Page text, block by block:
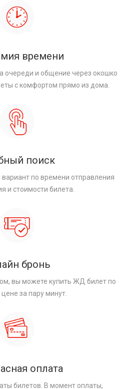
времени
очереди и общение через окошко
с комфортом прямо из дома.
поиск
по времени отправления
и стоимости билета.
бронь
вы можете купить ЖД билет по
за пару минут.
оплата
билетов. В момент оплаты,